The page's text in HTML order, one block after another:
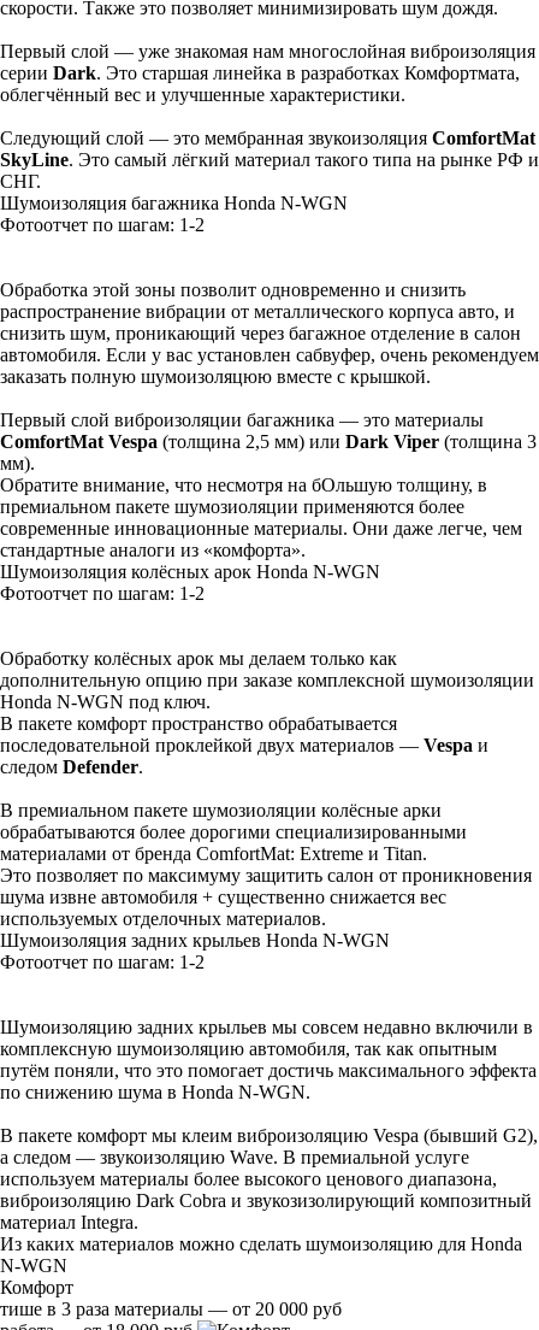
скорости. Также это позволяет минимизировать шум дождя.
Первый слой — уже знакомая нам многослойная виброизоляция
серии Dark. Это старшая линейка в разработках Комфортмата,
облегчённый вес и улучшенные характеристики.
Следующий слой — это мембранная звукоизоляция ComfortMat
SkyLine. Это самый лёгкий материал такого типа на рынке РФ и
СНГ.
Шумоизоляция багажника Honda N-WGN
Фотоотчет по шагам: 1-2
Обработка этой зоны позволит одновременно и снизить
распространение вибрации от металлического корпуса авто, и
снизить шум, проникающий через багажное отделение в салон
автомобиля. Если у вас установлен сабвуфер, очень рекомендуем
заказать полную шумоизоляцюю вместе с крышкой.
Первый слой виброизоляции багажника — это материалы
ComfortMat Vespa (толщина 2,5 мм) или Dark Viper (толщина 3
мм).
Обратите внимание, что несмотря на бОльшую толщину, в
премиальном пакете шумозиоляции применяются более
современные инновационные материалы. Они даже легче, чем
стандартные аналоги из «комфорта».
Шумоизоляция колёсных арок Honda N-WGN
Фотоотчет по шагам: 1-2
Обработку колёсных арок мы делаем только как
дополнительную опцию при заказе комплексной шумоизоляции
Honda N-WGN под ключ.
В пакете комфорт пространство обрабатывается
последовательной проклейкой двух материалов — Vespa и
следом Defender.
В премиальном пакете шумозиоляции колёсные арки
обрабатываются более дорогими специализированными
материалами от бренда ComfortMat: Extreme и Titan.
Это позволяет по максимуму защитить салон от проникновения
шума извне автомобиля + существенно снижается вес
используемых отделочных материалов.
Шумоизоляция задних крыльев Honda N-WGN
Фотоотчет по шагам: 1-2
Шумоизоляцию задних крыльев мы совсем недавно включили в
комплексную шумоизоляцию автомобиля, так как опытным
путём поняли, что это помогает достичь максимального эффекта
по снижению шума в Honda N-WGN.
В пакете комфорт мы клеим виброизоляцию Vespa (бывший G2),
а следом — звукоизоляцию Wave. В премиальной услуге
используем материалы более высокого ценового диапазона,
виброизоляцию Dark Cobra и звукозизолирующий композитный
материал Integra.
Из каких материалов можно сделать шумоизоляцию для Honda
N-WGN
Комфорт
тише в 3 раза материалы — от 20 000 руб